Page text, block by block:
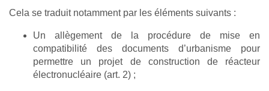
Cela se traduit notamment par les éléments suivants :
Un allègement de la procédure de mise en
compatibilité des documents d’urbanisme pour
permettre un projet de construction de réacteur
électronucléaire (art. 2) ;